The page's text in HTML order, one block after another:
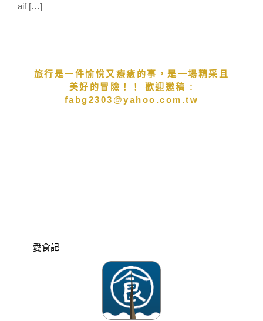
aif […]
旅行是一件愉悅又療癒的事，是一場精采且
美好的冒險！！ 歡迎邀稿 :
fabg2303@yahoo.com.tw
愛食記